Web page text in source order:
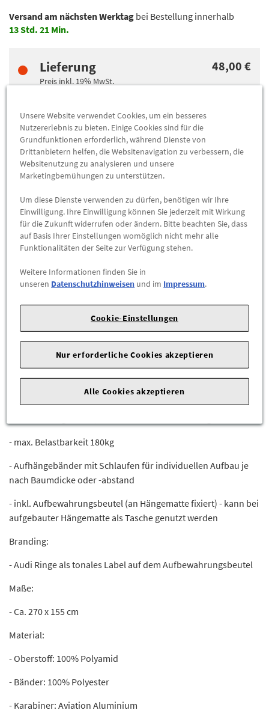
Versand am nächsten Werktag bei Bestellung innerhalb
13Std. 21 Min.
Lieferung
Preis inkl. 19% MwSt.
48,00 €
Abholung
Preis inkl.19%MwSt.
Abholbar andiesen Standorten
-
Max. Bestellmenge:1
ZUM WARENKORB HINZUFÜGEN
Herstellerangaben:cyber-Wear Heidelberg GmbH |
Brändström-Straße 4 |68229 Mannheim |E-Mail:
Erleben Sie entspanntes Outdoor-Feeling: Das Audi
Hängemattenset in Orange bietet maximalen Komfort und
lässt sich dank individuell anpassbarer Aufhängebänder leicht
anbringen.
- max. Belastbarkeit 180kg
- Aufhängebänder mit Schlaufen für individuellen Aufbau je
nach Baumdicke oder -abstand
- inkl. Aufbewahrungsbeutel (an Hängematte fixiert) - kann bei
aufgebauter Hängematte als Tasche genutzt werden
Branding:
- Audi Ringe als tonales Label auf dem Aufbewahrungsbeutel
Maße:
- Ca. 270 x 155 cm
Material:
- Oberstoff: 100% Polyamid
- Bänder: 100% Polyester
- Karabiner: Aviation Aluminium
Unsere Website verwendet Cookies, um ein besseres
Nutzererlebnis zu bieten. Einige Cookies sind für die
Grundfunktionen erforderlich, während Dienste von
Drittanbietern helfen, die Websitenavigation zu verbessern, die
Websitenutzung zu analysieren und unsere
Marketingbemühungen zu unterstützen.
Um diese Dienste verwenden zu dürfen, benötigen wir Ihre
Einwilligung. Ihre Einwilligung können Sie jederzeit mit Wirkung
für die Zukunft widerrufen oder ändern. Bitte beachten Sie, dass
auf Basis Ihrer Einstellungen womöglich nicht mehr alle
Funktionalitäten der Seite zur Verfügung stehen.
Weitere Informationen finden Sie in
unseren Datenschutzhinweisen und im Impressum.
Cookie-Einstellungen
Nur erforderliche Cookies akzeptieren
Alle Cookies akzeptieren